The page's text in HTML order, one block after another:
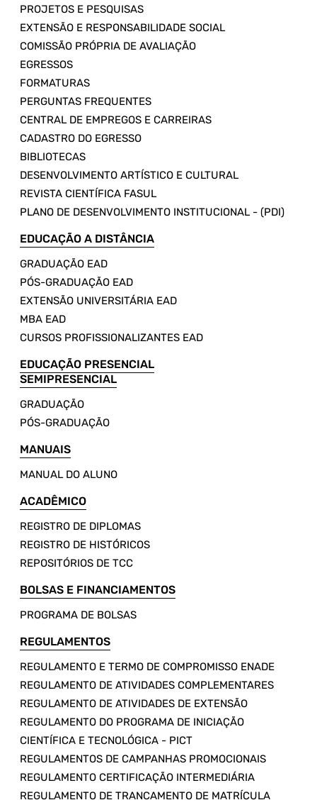
PROJETOS E PESQUISAS
EXTENSÃO E RESPONSABILIDADE SOCIAL
COMISSÃO PRÓPRIA DE AVALIAÇÃO
EGRESSOS
FORMATURAS
PERGUNTAS FREQUENTES
CENTRAL DE EMPREGOS E CARREIRAS
CADASTRO DO EGRESSO
BIBLIOTECAS
DESENVOLVIMENTO ARTÍSTICO E CULTURAL
REVISTA CIENTÍFICA FASUL
PLANO DE DESENVOLVIMENTO INSTITUCIONAL - (PDI)
EDUCAÇÃO A DISTÂNCIA
GRADUAÇÃO EAD
PÓS-GRADUAÇÃO EAD
EXTENSÃO UNIVERSITÁRIA EAD
MBA EAD
CURSOS PROFISSIONALIZANTES EAD
EDUCAÇÃO PRESENCIAL
SEMIPRESENCIAL
GRADUAÇÃO
PÓS-GRADUAÇÃO
MANUAIS
MANUAL DO ALUNO
ACADÊMICO
REGISTRO DE DIPLOMAS
REGISTRO DE HISTÓRICOS
REPOSITÓRIOS DE TCC
BOLSAS E FINANCIAMENTOS
PROGRAMA DE BOLSAS
REGULAMENTOS
REGULAMENTO E TERMO DE COMPROMISSO ENADE
REGULAMENTO DE ATIVIDADES COMPLEMENTARES
REGULAMENTO DE ATIVIDADES DE EXTENSÃO
REGULAMENTO DO PROGRAMA DE INICIAÇÃO
CIENTÍFICA E TECNOLÓGICA - PICT
REGULAMENTOS DE CAMPANHAS PROMOCIONAIS
REGULAMENTO CERTIFICAÇÃO INTERMEDIÁRIA
REGULAMENTO DE TRANCAMENTO DE MATRÍCULA